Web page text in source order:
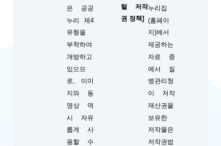
은 공공
누리 제4
유형을
부착하여
개방하고
있으므
로, 이미
지와 동
영상 역
시 자유
롭게 사
용할 수
털 저작
권 정책]
누리집
(홈페이
지)에서
제공하는
자료 중
에서 질
병관리청
이 저작
재산권을
보유한
저작물은
저작권법